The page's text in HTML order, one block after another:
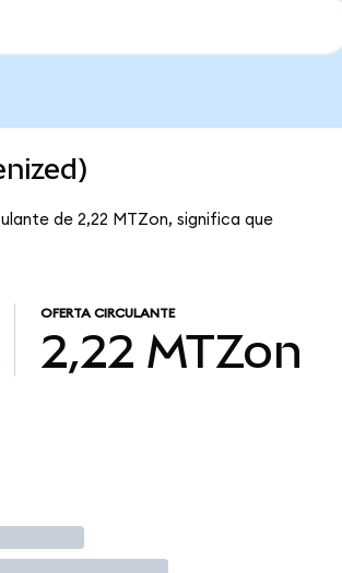
de 2,22 MTZon, significa que
OFERTA CIRCULANTE
2,22 MTZon